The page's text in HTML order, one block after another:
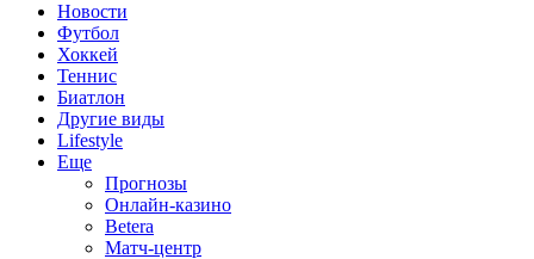
Новости
Футбол
Хоккей
Теннис
Биатлон
Другие виды
Lifestyle
Еще
Прогнозы
Онлайн-казино
Betera
Матч-центр